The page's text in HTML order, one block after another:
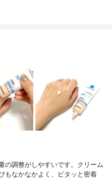
の調整がしやすいです。クリーム
もなかなかよく、ピタッと密着